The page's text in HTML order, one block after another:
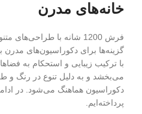
خانه‌های مدرن
فرش 1200 شانه با طراحی‌های
گزینه‌ها برای دکوراسیون‌های
با ترکیب زیبایی و استحکام به
می‌بخشد و به دلیل تنوع در رنگ و
دکوراسیون هماهنگ می‌شود. در
پرداخته‌ایم.